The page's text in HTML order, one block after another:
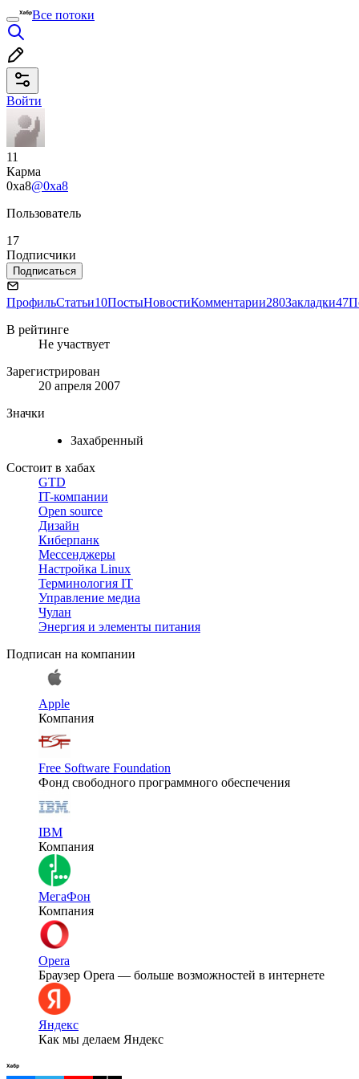
Все потоки
Войти
11
Карма
0xa8@0xa8
Пользователь
17
Подписчики
Подписаться
ПрофильСтатьи10ПостыНовостиКомментарии280Закладки47
В рейтинге
Не участвует
Зарегистрирован
20 апреля 2007
Значки
Захабренный
Состоит в хабах
GTD
IT-компании
Open source
Дизайн
Киберпанк
Мессенджеры
Настройка Linux
Терминология IT
Управление медиа
Чулан
Энергия и элементы питания
Подписан на компании
Apple
Компания
Free Software Foundation
Фонд свободного программного обеспечения
IBM
Компания
МегаФон
Компания
Opera
Браузер Opera — больше возможностей в интернете
Яндекс
Как мы делаем Яндекс